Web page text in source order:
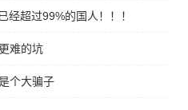
经超过99%的国人！！！
难的坑
个大骗子